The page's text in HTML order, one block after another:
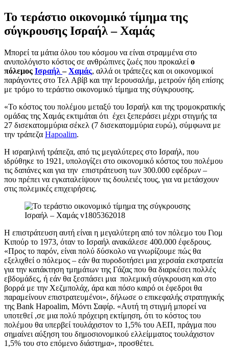
Το τεράστιο οικονομικό τίμημα της
σύγκρουσης Ισραήλ – Χαμάς
Μπορεί τα μάτια όλου του κόσμου να είναι στραμμένα στο
ανυπολόγιστο κόστος σε ανθρώπινες ζωές που προκαλεί ο
πόλεμος Ισραήλ–Χαμάς, αλλά οι τράπεζες και οι οικονομικοί
παράγοντες στο Τελ Αβίβ και την Ιερουσαλήμ, μετρούν ήδη επίσης
με τρόμο το τεράστιο οικονομικό τίμημα της σύγκρουσης.
«Το κόστος του πολέμου μεταξύ του Ισραήλ και της τρομοκρατικής
ομάδας της Χαμάς εκτιμάται ότι έχει ξεπεράσει μέχρι στιγμής τα
27 δισεκατομμύρια σέκελ (7 δισεκατομμύρια ευρώ), σύμφωνα με
την τράπεζα Hapoalim.
Η ισραηλινή τράπεζα, από τις μεγαλύτερες στο Ισραήλ, που
ιδρύθηκε το 1921, υπολογίζει στο οικονομικό κόστος του πολέμου
τις δαπάνες και για την επιστράτευση των 300.000 εφέδρων –
που πρέπει να εγκαταλείψουν τις δουλειές τους, για να μετάσχουν
στις πολεμικές επιχειρήσεις.
Η επιστράτευση αυτή είναι η μεγαλύτερη από τον πόλεμο του Γιομ
Κιπούρ το 1973, όταν το Ισραήλ ανακάλεσε 400.000 έφεδρους.
«Προς το παρόν, είναι πολύ δύσκολο να γνωρίζουμε πώς θα
εξελιχθεί ο πόλεμος – εάν θα πυροδοτήσει μια χερσαία εκστρατεία
για την κατάκτηση τμημάτων της Γάζας που θα διαρκέσει πολλές
εβδομάδες, ή εάν θα ξεσπάσει μια πολεμική σύγκρουση και στο
βορρά με την Χεζμπολάχ, άρα και πόσο καιρό οι έφεδροι θα
παραμείνουν επιστρατευμένοι», δήλωσε ο επικεφαλής στρατηγικής
της Bank Hapoalim, Μόντι Σαφίρ. «Αυτή τη στιγμή μπορεί να
υποτεθεί ,σε μια πολύ πρόχειρη εκτίμηση, ότι το κόστος του
πολέμου θα υπερβεί τουλάχιστον το 1,5% του ΑΕΠ, πράγμα που
σημαίνει αύξηση του δημοσιονομικού ελλείμματος τουλάχιστον
1,5% του στο επόμενο διάστημα», προσθέτει.